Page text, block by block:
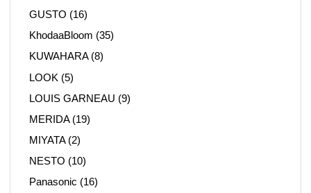
GUSTO (16)
KhodaaBloom (35)
KUWAHARA(8)
LOOK (5)
LOUIS GARNEAU (9)
MERIDA(19)
MIYATA(2)
NESTO (10)
Panasonic (16)